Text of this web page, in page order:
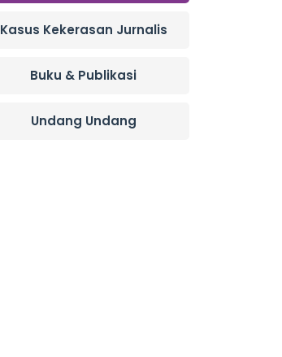
Kasus Kekerasan Jurnalis
Buku & Publikasi
Undang Undang